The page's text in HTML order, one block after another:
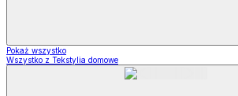
Pokaż wszystko
Wszystko z Tekstylia domowe